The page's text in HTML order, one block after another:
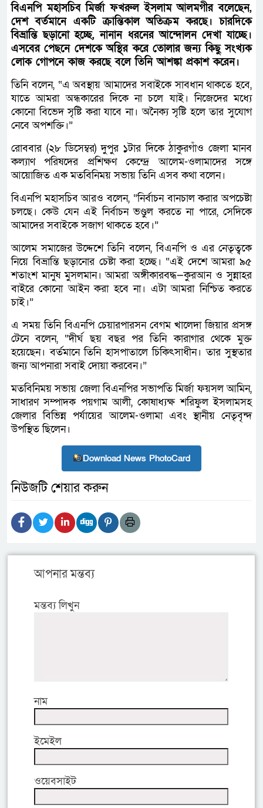
বিএনপি মহাসচিব মির্জা ফখরুল ইসলাম আলমগীর বলেছেন,
দেশ বর্তমানে একটি ক্রান্তিকাল অতিক্রম করছে। চারদিকে
বিভ্রান্তি ছড়ানো হচ্ছে, নানান ধরনের আন্দোলন দেখা যাচ্ছে।
এসবের পেছনে দেশকে অস্থির করে তোলার জন্য কিছু সংখ্যক
লোক গোপনে কাজ করছে বলে তিনি আশঙ্কা প্রকাশ করেন।
তিনি বলেন, “এ অবস্থায় আমাদের সবাইকে সাবধান থাকতে হবে,
যাতে আমরা অন্ধকারের দিকে না চলে যাই। নিজেদের মধ্যে
কোনো বিভেদ সৃষ্টি করা যাবে না। অনৈক্য সৃষ্টি হলে তার সুযোগ
নেবে অপশক্তি।”
রোববার (২৮ ডিসেম্বর) দুপুর ১টার দিকে ঠাকুরগাঁও জেলা মানব
কল্যাণ পরিষদের প্রশিক্ষণ কেন্দ্রে আলেম-ওলামাদের সঙ্গে
আয়োজিত এক মতবিনিময় সভায় তিনি এসব কথা বলেন।
বিএনপি মহাসচিব আরও বলেন, “নির্বাচন বানচাল করার অপচেষ্টা
চলছে। কেউ যেন এই নির্বাচন ভণ্ডুল করতে না পারে, সেদিকে
আমাদের সবাইকে সজাগ থাকতে হবে।”
আলেম সমাজের উদ্দেশে তিনি বলেন, বিএনপি ও এর নেতৃত্বকে
নিয়ে বিভ্রান্তি ছড়ানোর চেষ্টা করা হচ্ছে। “এই দেশে আমরা ৯৫
শতাংশ মানুষ মুসলমান। আমরা অঙ্গীকারবদ্ধ—কুরআন ও সুন্নাহর
বাইরে কোনো আইন করা হবে না। এটা আমরা নিশ্চিত করতে
চাই।”
এ সময় তিনি বিএনপি চেয়ারপারসন বেগম খালেদা জিয়ার প্রসঙ্গ
টেনে বলেন, “দীর্ঘ ছয় বছর পর তিনি কারাগার থেকে মুক্ত
হয়েছেন। বর্তমানে তিনি হাসপাতালে চিকিৎসাধীন। তার সুস্থতার
জন্য আপনারা সবাই দোয়া করবেন।”
মতবিনিময় সভায় জেলা বিএনপির সভাপতি মির্জা ফয়সল আমিন,
সাধারণ সম্পাদক পয়গাম আলী, কোষাধ্যক্ষ শরিফুল ইসলামসহ
জেলার বিভিন্ন পর্যায়ের আলেম-ওলামা এবং স্থানীয় নেতৃবৃন্দ
উপস্থিত ছিলেন।
Download News PhotoCard
নিউজটি শেয়ার করুন
আপনার মন্তব্য
মন্তব্য লিখুন
নাম
ইমেইল
ওয়েবসাইট